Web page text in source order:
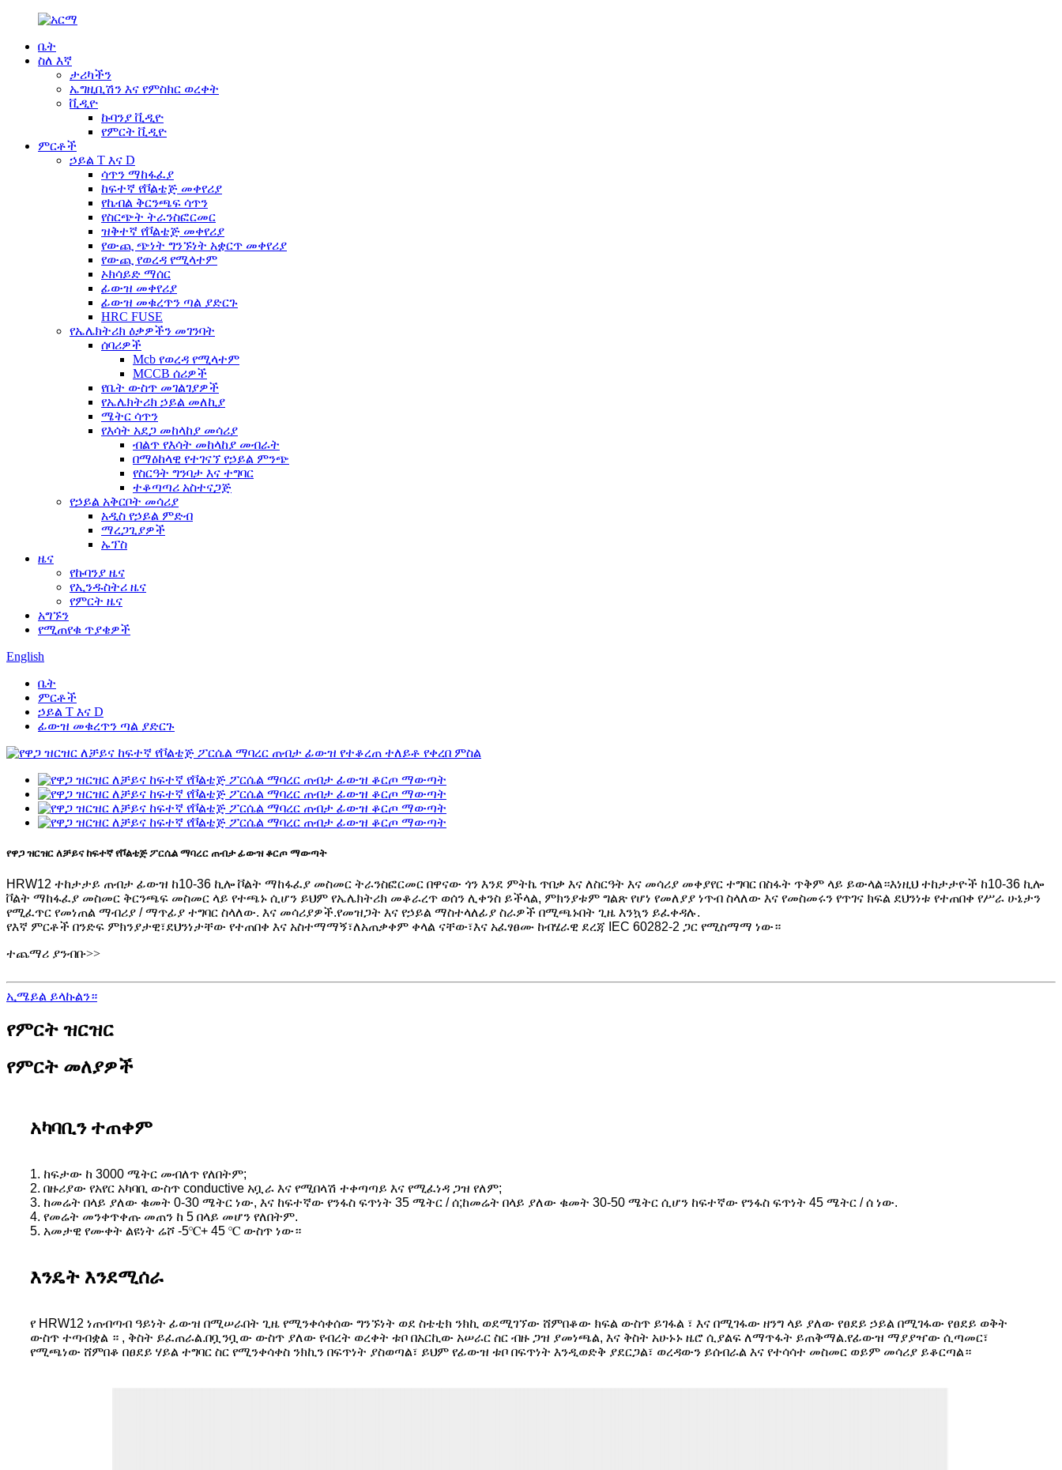
ቤት
ስለ እኛ
ታሪካችን
ኤግዚቢሽን እና የምስክር ወረቀት
ቪዲዮ
ኩባንያ ቪዲዮ
የምርት ቪዲዮ
ምርቶች
ኃይል T እና D
ሳጥን ማከፋፈያ
ከፍተኛ የቮልቴጅ መቀየሪያ
የኬብል ቅርንጫፍ ሳጥን
የስርጭት ትራንስፎርመር
ዝቅተኛ የቮልቴጅ መቀየሪያ
የውጪ ጭነት ግንኙነት አቋርጥ መቀየሪያ
የውጪ የወረዳ የሚላተም
ኦክሳይድ ማሰር
ፊውዝ መቀየሪያ
ፊውዝ መቁረጥን ጣል ያድርጉ
HRC FUSE
የኤሌክትሪክ ዕቃዎችን መገንባት
ሰባሪዎች
Mcb የወረዳ የሚላተም
MCCB ሰሪዎች
የቤት ውስጥ መገልገያዎች
የኤሌክትሪክ ኃይል መለኪያ
ሜትር ሳጥን
የእሳት አደጋ መከላከያ መሳሪያ
ብልጥ የእሳት መከላከያ መብራት
በማዕከላዊ የተገናኘ የኃይል ምንጭ
የስርዓት ግንባታ እና ተግባር
ተቆጣጣሪ አስተናጋጅ
የኃይል አቅርቦት መሳሪያ
አዲስ የኃይል ምድብ
ማረጋጊያዎች
ኡፕስ
ዜና
የኩባንያ ዜና
የኢንዱስትሪ ዜና
የምርት ዜና
አግኙን
የሚጠየቁ ጥያቄዎች
English
ቤት
ምርቶች
ኃይል T እና D
ፊውዝ መቁረጥን ጣል ያድርጉ
የዋጋ ዝርዝር ለቻይና ከፍተኛ የቮልቴጅ ፖርሴል ማባረር ጠብታ ፊውዝ ቆርጦ ማውጣት
HRW12 ተከታታይ ጠብታ ፊውዝ ከ10-36 ኪሎ ቮልት ማከፋፈያ መስመር ትራንስፎርመር በዋናው ጎን እንደ ምትኬ ጥበቃ እና ለስርዓት እና መሳሪያ መቀያየር ተግባር በስፋት ጥቅም ላይ ይውላል።እነዚህ ተከታታዮች ከ10-36 ኪሎ
ቮልት ማከፋፈያ መስመር ቅርንጫፍ መስመር ላይ የተጫኑ ሲሆን ይህም የኤሌክትሪክ መቆራረጥ ወሰን ሊቀንስ ይችላል, ምክንያቱም ግልጽ የሆነ የመለያያ ነጥብ ስላለው እና የመስመሩን የጥገና ክፍል ደህንነቱ የተጠበቀ የሥራ ሁኔታን
የሚፈጥር የመነጠል ማብሪያ / ማጥፊያ ተግባር ስላለው. እና መሳሪያዎች.የመዝጋት እና የኃይል ማስተላለፊያ ስራዎች በሚጫኑበት ጊዜ እንኳን ይፈቀዳሉ.
የእኛ ምርቶች በንድፍ ምክንያታዊ፣ደህንነታቸው የተጠበቀ እና አስተማማኝ፣ለአጠቃቀም ቀላል ናቸው፣እና አፈፃፀሙ ከብሄራዊ ደረጃ IEC 60282-2 ጋር የሚስማማ ነው።
ተጨማሪ ያንብቡ>>
ኢሜይል ይላኩልን።
የምርት ዝርዝር
የምርት መለያዎች
አካባቢን ተጠቀም
1. ከፍታው ከ 3000 ሜትር መብለጥ የለበትም;
2. በዙሪያው የአየር አካባቢ ውስጥ conductive አቧራ እና የሚበላሽ ተቀጣጣይ እና የሚፈነዳ ጋዝ የለም;
3. ከመሬት በላይ ያለው ቁመት 0-30 ሜትር ነው, እና ከፍተኛው የንፋስ ፍጥነት 35 ሜትር / ሰ;ከመሬት በላይ ያለው ቁመት 30-50 ሜትር ሲሆን ከፍተኛው የንፋስ ፍጥነት 45 ሜትር / ሰ ነው.
4. የመሬት መንቀጥቀጡ መጠን ከ 5 በላይ መሆን የለበትም.
5. አመታዊ የሙቀት ልዩነት ሬሾ -5℃+ 45 ℃ ውስጥ ነው።
እንዴት እንደሚሰራ
የ HRW12 ነጠብጣብ ዓይነት ፊውዝ በሚሠራበት ጊዜ የሚንቀሳቀሰው ግንኙነት ወደ ስቴቲክ ንክኪ ወደሚገኘው ሸምበቆው ክፍል ውስጥ ይገፋል ፣ እና በሚገፋው ዘንግ ላይ ያለው የፀደይ ኃይል በሚገፋው የፀደይ ወቅት
ውስጥ ተጣብቋል ። , ቅስት ይፈጠራል.በቧንቧው ውስጥ ያለው የብረት ወረቀት ቱቦ በአርኪው አሠራር ስር ብዙ ጋዝ ያመነጫል, እና ቅስት አሁኑኑ ዜሮ ሲያልፍ ለማጥፋት ይጠቅማል.የፊውዝ ማያያዣው ሲጣመር፣
የሚጫነው ሸምበቆ በፀደይ ሃይል ተግባር ስር የሚንቀሳቀስ ንክኪን በፍጥነት ያስወጣል፣ ይህም የፊውዝ ቱቦ በፍጥነት እንዲወድቅ ያደርጋል፣ ወረዳውን ይሰብራል እና የተሳሳተ መስመር ወይም መሳሪያ ይቆርጣል።